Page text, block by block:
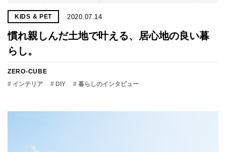
KIDS & PET 2020.07.14
慣れ親しんだ土地で叶える、居心地の良い暮
らし。
ZERO-CUBE
# インテリア
# DIY # 暮らしのインタビュー